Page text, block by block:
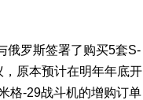
罗斯签署了购买5套S-
原本预计在明年年底开
格-29战斗机的增购订单